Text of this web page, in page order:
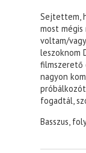
Sejtettem,
most
voltam/
leszoknom
filmszerető
nagyon
fogadtál,
Basszus,